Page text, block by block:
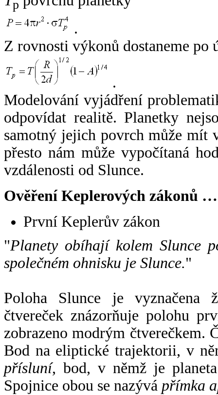
p
.
Z rovnosti výkonů dostaneme po
.
Modelování vyjádření
odpovídat realitě. Planetky
samotný jejich povrch může mít
přesto nám může vypočítaná
vzdálenosti od Slunce.
Ověření Keplerových zákonů …
První Keplerův zákon
"Planety obíhají kolem Slunce
společném ohnisku je Slunce."
Poloha Slunce je vyznačena
čtvereček znázorňuje polohu
zobrazeno modrým čtverečkem.
Bod na eliptické trajektorii, v
přísluní, bod, v němž je
Spojnice obou se nazývá přímka